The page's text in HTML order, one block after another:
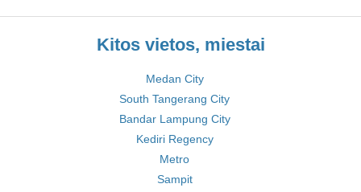
Kitos vietos, miestai
Medan City
South Tangerang City
Bandar Lampung City
Kediri Regency
Metro
Sampit